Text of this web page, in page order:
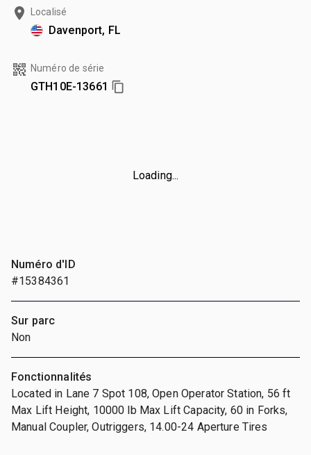
Localisé
Davenport, FL
Numéro de série
GTH10E-13661
Loading...
Numéro d'ID
#15384361
Sur parc
Non
Fonctionnalités
Located in Lane 7 Spot 108, Open Operator Station, 56 ft
Max Lift Height, 10000 lb Max Lift Capacity, 60 in Forks,
Manual Coupler, Outriggers, 14.00-24 Aperture Tires